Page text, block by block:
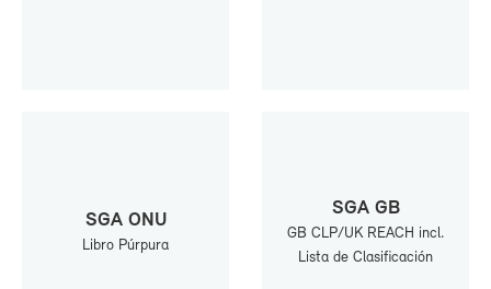
SGA ONU
Li­bro Púr­pu­ra
SGA GB
GB CLP/UK REACH incl.
Lis­ta de Cla­si­fi­ca­ción